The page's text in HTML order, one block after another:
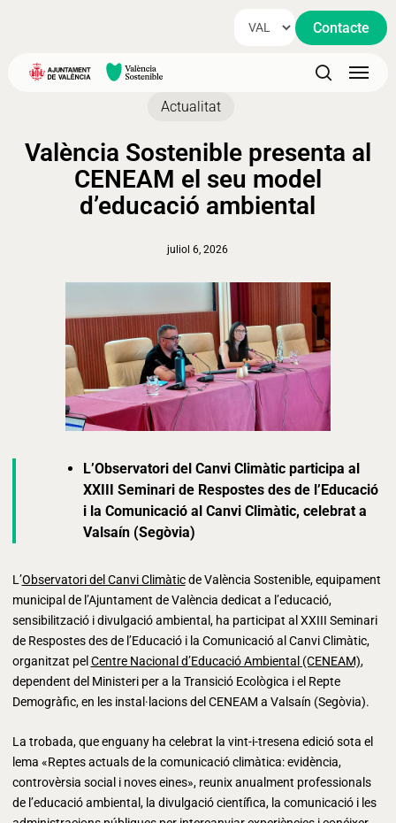
content
Contacte
search
Menu
Actualitat
València Sostenible presenta al
CENEAM el seu model
d’educació ambiental
juliol 6, 2026
L’Observatori del Canvi Climàtic participa al
XXIII Seminari de Respostes des de l’Educació
i la Comunicació al Canvi Climàtic, celebrat a
Valsaín (Segòvia)
L’Observatori del Canvi Climàticde València Sostenible, equipament
municipal de l’Ajuntament de València dedicat a l’educació,
sensibilització i divulgació ambiental, ha participat al XXIII Seminari
de Respostes des de l’Educació i la Comunicació al Canvi Climàtic,
organitzat pel Centre Nacional d’Educació Ambiental (CENEAM),
dependent del Ministeri per a la Transició Ecològica i el Repte
Demogràfic, en les instal·lacions del CENEAM a Valsaín (Segòvia).
La trobada, que enguany ha celebrat la vint-i-tresena edició sota el
lema «Reptes actuals de la comunicació climàtica: evidència,
controvèrsia social i noves eines», reunix anualment professionals
de l’educació ambiental, la divulgació científica, la comunicació i les